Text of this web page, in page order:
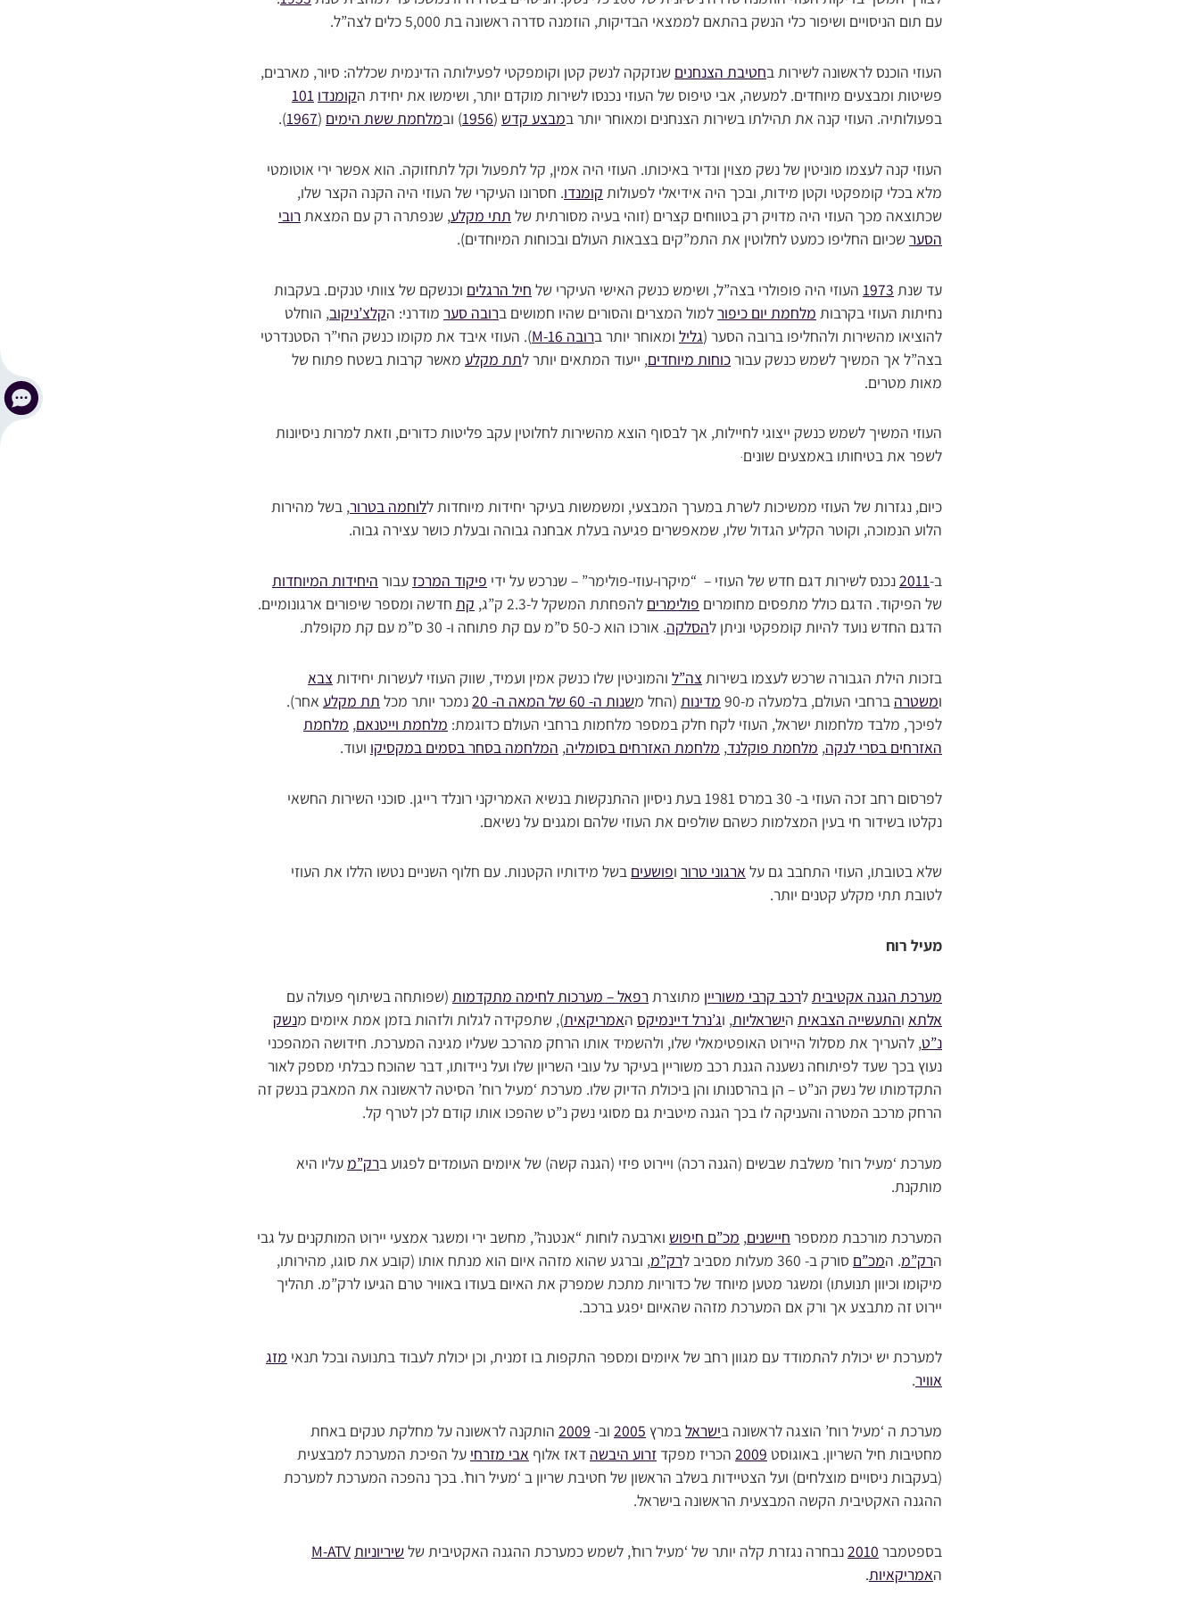
עם תום הניסויים ושיפור כלי הנשק בהתאם לממצאי הבדיקות, הוזמנה סדרה ראשונה בת 5,000 כלים לצה”ל.
העוזי הוכנס לראשונה לשירות בחטיבת הצנחנים שנזקקה לנשק קטן וקומפקטי לפעילותה הדינמית שכללה: סיור, מארבים,
פשיטות ומבצעים מיוחדים. למעשה, אבי טיפוס של העוזי נכנסו לשירות מוקדם יותר, ושימשו את יחידת הקומנדו 101
בפעולותיה. העוזי קנה את תהילתו בשירות הצנחנים ומאוחר יותר במבצע קדש (
1956) ובמלחמת ששת הימים (
1967
).
העוזי קנה לעצמו מוניטין של נשק מצוין ונדיר באיכותו. העוזי היה אמין, קל לתפעול וקל לתחזוקה. הוא אפשר ירי אוטומטי
מלא בכלי קומפקטי וקטן מידות, ובכך היה אידיאלי לפעולות קומנדו. חסרונו העיקרי של העוזי היה הקנה הקצר שלו,
שכתוצאה מכך העוזי היה מדויק רק בטווחים קצרים (זוהי בעיה מסורתית של תתי מקלע, שנפתרה רק עם המצאתרובי
הסערשכיום החליפו כמעט לחלוטין את התמ”קים בצבאות העולם ובכוחות המיוחדים).
עד שנת 1973 העוזי היה פופולרי בצה”ל, ושימש כנשק האישי העיקרי של חיל הרגלים וכנשקם של צוותי טנקים. בעקבות
נחיתות העוזי בקרבות מלחמת יום כיפורלמול המצרים והסורים שהיו חמושים ברובה סער מודרני: הקלצ’ניקוב, הוחלט
להוציאו מהשירות ולהחליפו ברובה הסער (גליל ומאוחר יותר ברובה M-16
). העוזי איבד את מקומו כנשק החי”ר הסטנדרטי
בצה”ל אך המשיך לשמש כנשק עבורכוחות מיוחדים, ייעוד המתאים יותר לתת מקלע מאשר קרבות בשטח פתוח של
מאות מטרים.
העוזי המשיך לשמש כנשק ייצוגי לחיילות‏, אך לבסוף הוצא מהשירות לחלוטין עקב פליטות כדורים, וזאת למרות ניסיונות
לשפר את בטיחותו באמצעים שונים‏.
כיום, נגזרות של העוזי ממשיכות לשרת במערך המבצעי, ומשמשות בעיקר יחידות מיוחדות ללוחמה בטרור, בשל מהירות
הלוע הנמוכה, וקוטר הקליע הגדול שלו, שמאפשרים פגיעה בעלת אבחנה גבוהה ובעלת כושר עצירה גבוה.
ב-2011נכנס לשירות דגם חדש של העוזי – “מיקרו-עוזי-פולימר” – שנרכש על ידי פיקוד המרכז עבור היחידות המיוחדות
של הפיקוד. הדגם כולל מתפסים מחומרים פולימרים להפחתת המשקל ל-2.3 ק”ג, קת חדשה ומספר שיפורים ארגונומיים.
הדגם החדש נועד להיות קומפקטי וניתן להסלקה. אורכו הוא כ-50 ס”מ עם קת פתוחה ו- 30 ס”מ עם קת מקופלת.‏
בזכות הילת הגבורה שרכש לעצמו בשירות צה”ל והמוניטין שלו כנשק אמין ועמיד, שווק העוזי לעשרות יחידות צבא
ומשטרה ברחבי העולם, בלמעלה מ-90 מדינות (החל משנות ה- 60 של המאה ה- 20 נמכר יותר מכל תת מקלע אחר).
לפיכך, מלבד מלחמות ישראל, העוזי לקח חלק במספר מלחמות ברחבי העולם כדוגמת: מלחמת וייטנאם, מלחמת
האזרחים בסרי לנקה, מלחמת פוקלנד, מלחמת האזרחים בסומליה, המלחמה בסחר בסמים במקסיקו ועוד.
לפרסום רחב זכה העוזי ב- 30 במרס 1981 בעת ניסיון ההתנקשות בנשיא האמריקני רונלד רייגן. סוכני השירות החשאי
נקלטו בשידור חי בעין המצלמות כשהם שולפים את העוזי שלהם ומגנים על נשיאם.
שלא בטובתו, העוזי התחבב גם על ארגוני טרור ופושעים בשל מידותיו הקטנות. עם חלוף השניים נטשו הללו את העוזי
לטובת תתי מקלע קטנים יותר.
מעיל רוח
מערכת הגנה אקטיביתלרכב קרבי משוריין מתוצרתרפאל – מערכות לחימה מתקדמות (שפותחה בשיתוף פעולה עם
אלתא והתעשייה הצבאית הישראליות, וג’נרל דיינמיקס האמריקאית), שתפקידה לגלות ולזהות בזמן אמת איומים מנשק
נ”ט, להעריך את מסלול היירוט האופטימאלי שלו, ולהשמיד אותו הרחק מהרכב שעליו מגינה המערכת. חידושה המהפכני
נעוץ בכך שעד לפיתוחה נשענה הגנת רכב משוריין בעיקר על עובי השריון שלו ועל ניידותו, דבר שהוכח כבלתי מספק לאור
התקדמותו של נשק הנ”ט – הן בהרסנותו והן ביכולת הדיוק שלו. מערכת ‘מעיל רוח’ הסיטה לראשונה את המאבק בנשק זה
הרחק מרכב המטרה והעניקה לו בכך הגנה מיטבית גם מסוגי נשק נ”ט שהפכו אותו קודם לכן לטרף קל.
מערכת ‘מעיל רוח’ משלבת שבשים (הגנה רכה) ויירוט פיזי (הגנה קשה) של איומים העומדים לפגוע ברק”מ עליו היא
מותקנת.
המערכת מורכבת ממספר חיישנים, מכ”ם חיפוש וארבעה לוחות “אנטנה”, מחשב ירי ומשגר אמצעי יירוט המותקנים על גבי
הרק”מ. המכ”ם סורק ב- 360 מעלות מסביב ל רק”מ, וברגע שהוא מזהה איום הוא מנתח אותו (קובע את סוגו, מהירותו,
מיקומו וכיוון תנועתו) ומשגר מטען מיוחד של כדוריות מתכת‏ שמפרק את האיום בעודו באוויר טרם הגיעו לרק”מ. תהליך
יירוט זה מתבצע אך ורק אם המערכת מזהה שהאיום יפגע ברכב.
למערכת יש יכולת להתמודד עם מגוון רחב של איומים ומספר התקפות בו זמנית, וכן יכולת לעבוד בתנועה ובכל תנאי מזג
אוויר.
מערכת ה ‘מעיל רוח’ הוצגה לראשונה בישראלבמרץ 2005 וב- 2009 הותקנה לראשונה על מחלקת טנקים באחת
מחטיבות חיל השריון. באוגוסט 2009 הכריז מפקד זרוע היבשה דאז אלוף אבי מזרחי על הפיכת המערכת למבצעית
(בעקבות ניסויים מוצלחים) ועל הצטיידות בשלב הראשון של חטיבת שריון ב ‘מעיל רוח’. בכך נהפכה המערכת למערכת
ההגנה האקטיבית הקשה המבצעית הראשונה בישראל.
בספטמבר 2010נבחרה נגזרת קלה יותר של ‘מעיל רוח’, לשמש כמערכת ההגנה האקטיבית שלשיריוניותM-ATV
האמריקאיות.